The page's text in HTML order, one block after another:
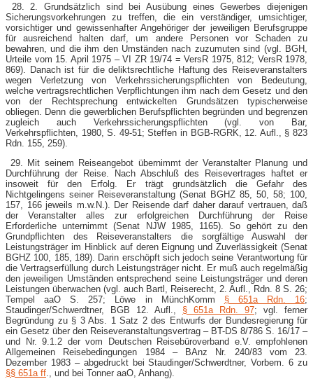
28. 2. Grundsätzlich sind bei Ausübung eines Gewerbes diejenigen
Sicherungsvorkehrungen zu treffen, die ein verständiger, umsichtiger,
vorsichtiger und gewissenhafter Angehöriger der jeweiligen Berufsgruppe
für ausreichend halten darf, um andere Personen vor Schaden zu
bewahren, und die ihm den Umständen nach zuzumuten sind (vgl. BGH,
Urteile vom 15. April 1975 – VI ZR 19/74 = VersR 1975, 812; VersR 1978,
869). Danach ist für die deliktsrechtliche Haftung des Reiseveranstalters
wegen Verletzung von Verkehrssicherungspflichten von Bedeutung,
welche vertragsrechtlichen Verpflichtungen ihm nach dem Gesetz und den
von der Rechtsprechung entwickelten Grundsätzen typischerweise
obliegen. Denn die gewerblichen Berufspflichten begründen und begrenzen
zugleich auch Verkehrssicherungspflichten (vgl. von Bar,
Verkehrspflichten, 1980, S. 49-51; Steffen in BGB-RGRK, 12. Aufl., § 823
Rdn. 155, 259).
29. Mit seinem Reiseangebot übernimmt der Veranstalter Planung und
Durchführung der Reise. Nach Abschluß des Reisevertrages haftet er
insoweit für den Erfolg. Er trägt grundsätzlich die Gefahr des
Nichtgelingens seiner Reiseveranstaltung (Senat BGHZ 85, 50, 58; 100,
157, 166 jeweils m.w.N.). Der Reisende darf daher darauf vertrauen, daß
der Veranstalter alles zur erfolgreichen Durchführung der Reise
Erforderliche unternimmt (Senat NJW 1985, 1165). So gehört zu den
Grundpflichten des Reiseveranstalters die sorgfältige Auswahl der
Leistungsträger im Hinblick auf deren Eignung und Zuverlässigkeit (Senat
BGHZ 100, 185, 189). Darin erschöpft sich jedoch seine Verantwortung für
die Vertragserfüllung durch Leistungsträger nicht. Er muß auch regelmäßig
den jeweiligen Umständen entsprechend seine Leistungsträger und deren
Leistungen überwachen (vgl. auch Bartl, Reiserecht, 2. Aufl., Rdn. 8 S. 26;
Tempel aaO S. 257; Löwe in MünchKomm § 651a Rdn. 16;
Staudinger/Schwerdtner, BGB 12. Aufl., § 651a Rdn. 97; vgl. ferner
Begründung zu § 3 Abs. 1 Satz 2 des Entwurfs der Bundesregierung für
ein Gesetz über den Reiseveranstaltungsvertrag – BT-DS 8/786 S. 16/17 –
und Nr. 9.1.2 der vom Deutschen Reisebüroverband e.V. empfohlenen
Allgemeinen Reisebedingungen 1984 – BAnz Nr. 240/83 vom 23.
Dezember 1983 – abgedruckt bei Staudinger/Schwerdtner, Vorbem. 6 zu
§§ 651a ff ., und bei Tonner aaO, Anhang).